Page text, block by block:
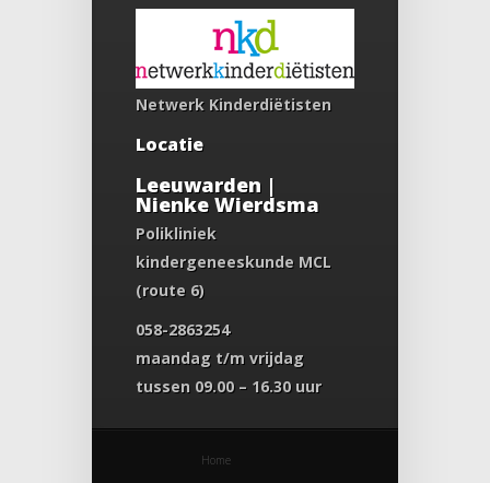
Netwerk Kinderdiëtisten
Locatie
Leeuwarden |
Nienke Wierdsma
Polikliniek
kindergeneeskunde MCL
(route 6)
058-2863254
maandag t/m vrijdag
tussen 09.00 – 16.30 uur
Home